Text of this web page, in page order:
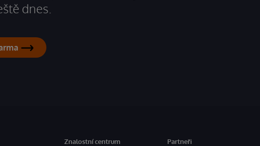
dnes.
Znalostní centrum
Partneři